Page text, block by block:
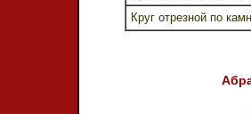
Круг отрезной по